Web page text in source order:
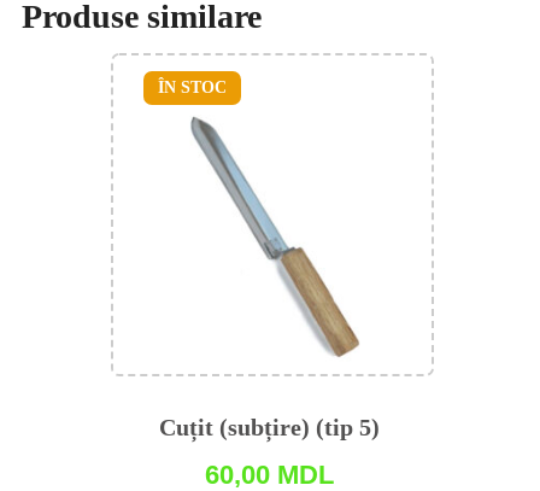
Produse similare
Cuțit (subțire) (tip 5)
60,00 MDL
ÎN STOC